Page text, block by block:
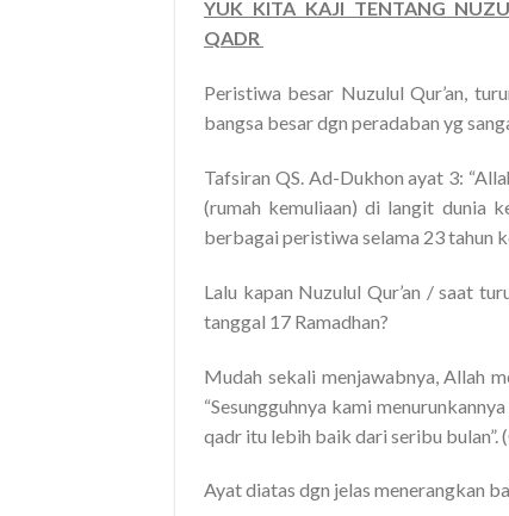
YUK KITA KAJI TENTANG
QADR
Peristiwa besar Nuzulul Qur’an,
bangsa besar dgn peradaban yg
Tafsiran QS. Ad-Dukhon ayat 3:
(rumah kemuliaan) di langit dunia
berbagai peristiwa selama 23 tahun
Lalu kapan Nuzulul Qur’an / saat
tanggal 17 Ramadhan?
Mudah sekali menjawabnya, Allah
“Sesungguhnya kami
qadr itu lebih baik dari seribu bulan”.
Ayat diatas dgn jelas menerangkan